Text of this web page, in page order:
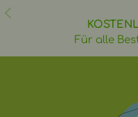
VORHERIGE
Für alle